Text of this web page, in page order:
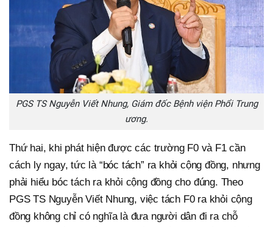
PGS TS Nguyễn Viết Nhung, Giám đốc Bệnh viện Phổi Trung
ương.
Thứ hai, khi phát hiện được các trường F0 và F1 cần
cách ly ngay, tức là “bóc tách” ra khỏi cộng đồng, nhưng
phải hiểu bóc tách ra khỏi cộng đồng cho đúng. Theo
PGS TS Nguyễn Viết Nhung, việc tách F0 ra khỏi cộng
đồng không chỉ có nghĩa là đưa người dân đi ra chỗ